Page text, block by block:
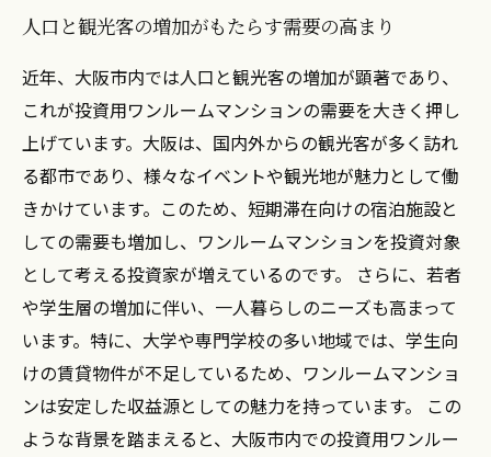
人口と観光客の増加がもたらす需要の高まり
近年、大阪市内では人口と観光客の増加が顕著であり、
これが投資用ワンルームマンションの需要を大きく押し
上げています。大阪は、国内外からの観光客が多く訪れ
る都市であり、様々なイベントや観光地が魅力として働
きかけています。このため、短期滞在向けの宿泊施設と
しての需要も増加し、ワンルームマンションを投資対象
として考える投資家が増えているのです。 さらに、若者
や学生層の増加に伴い、一人暮らしのニーズも高まって
います。特に、大学や専門学校の多い地域では、学生向
けの賃貸物件が不足しているため、ワンルームマンショ
ンは安定した収益源としての魅力を持っています。 この
ような背景を踏まえると、大阪市内での投資用ワンルー